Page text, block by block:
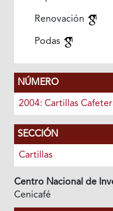
Renovación
Podas
NÚMERO
2004: Cartillas
SECCIÓN
Cartillas
Centro Nacional de
Cenicafé